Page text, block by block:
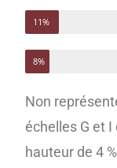
HOm
11%
Z
8%
Non
échelles G et
hauteur de 4